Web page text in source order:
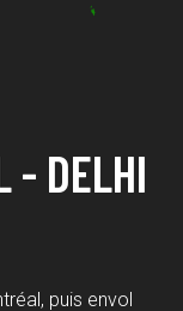
- DELHI
puis envol